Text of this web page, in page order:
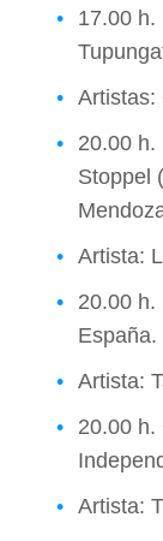
17.00 h.
Artistas:
20.00 h.
Stoppel
Artista:
20.00 h.
Artista:
20.00 h.
Artista: